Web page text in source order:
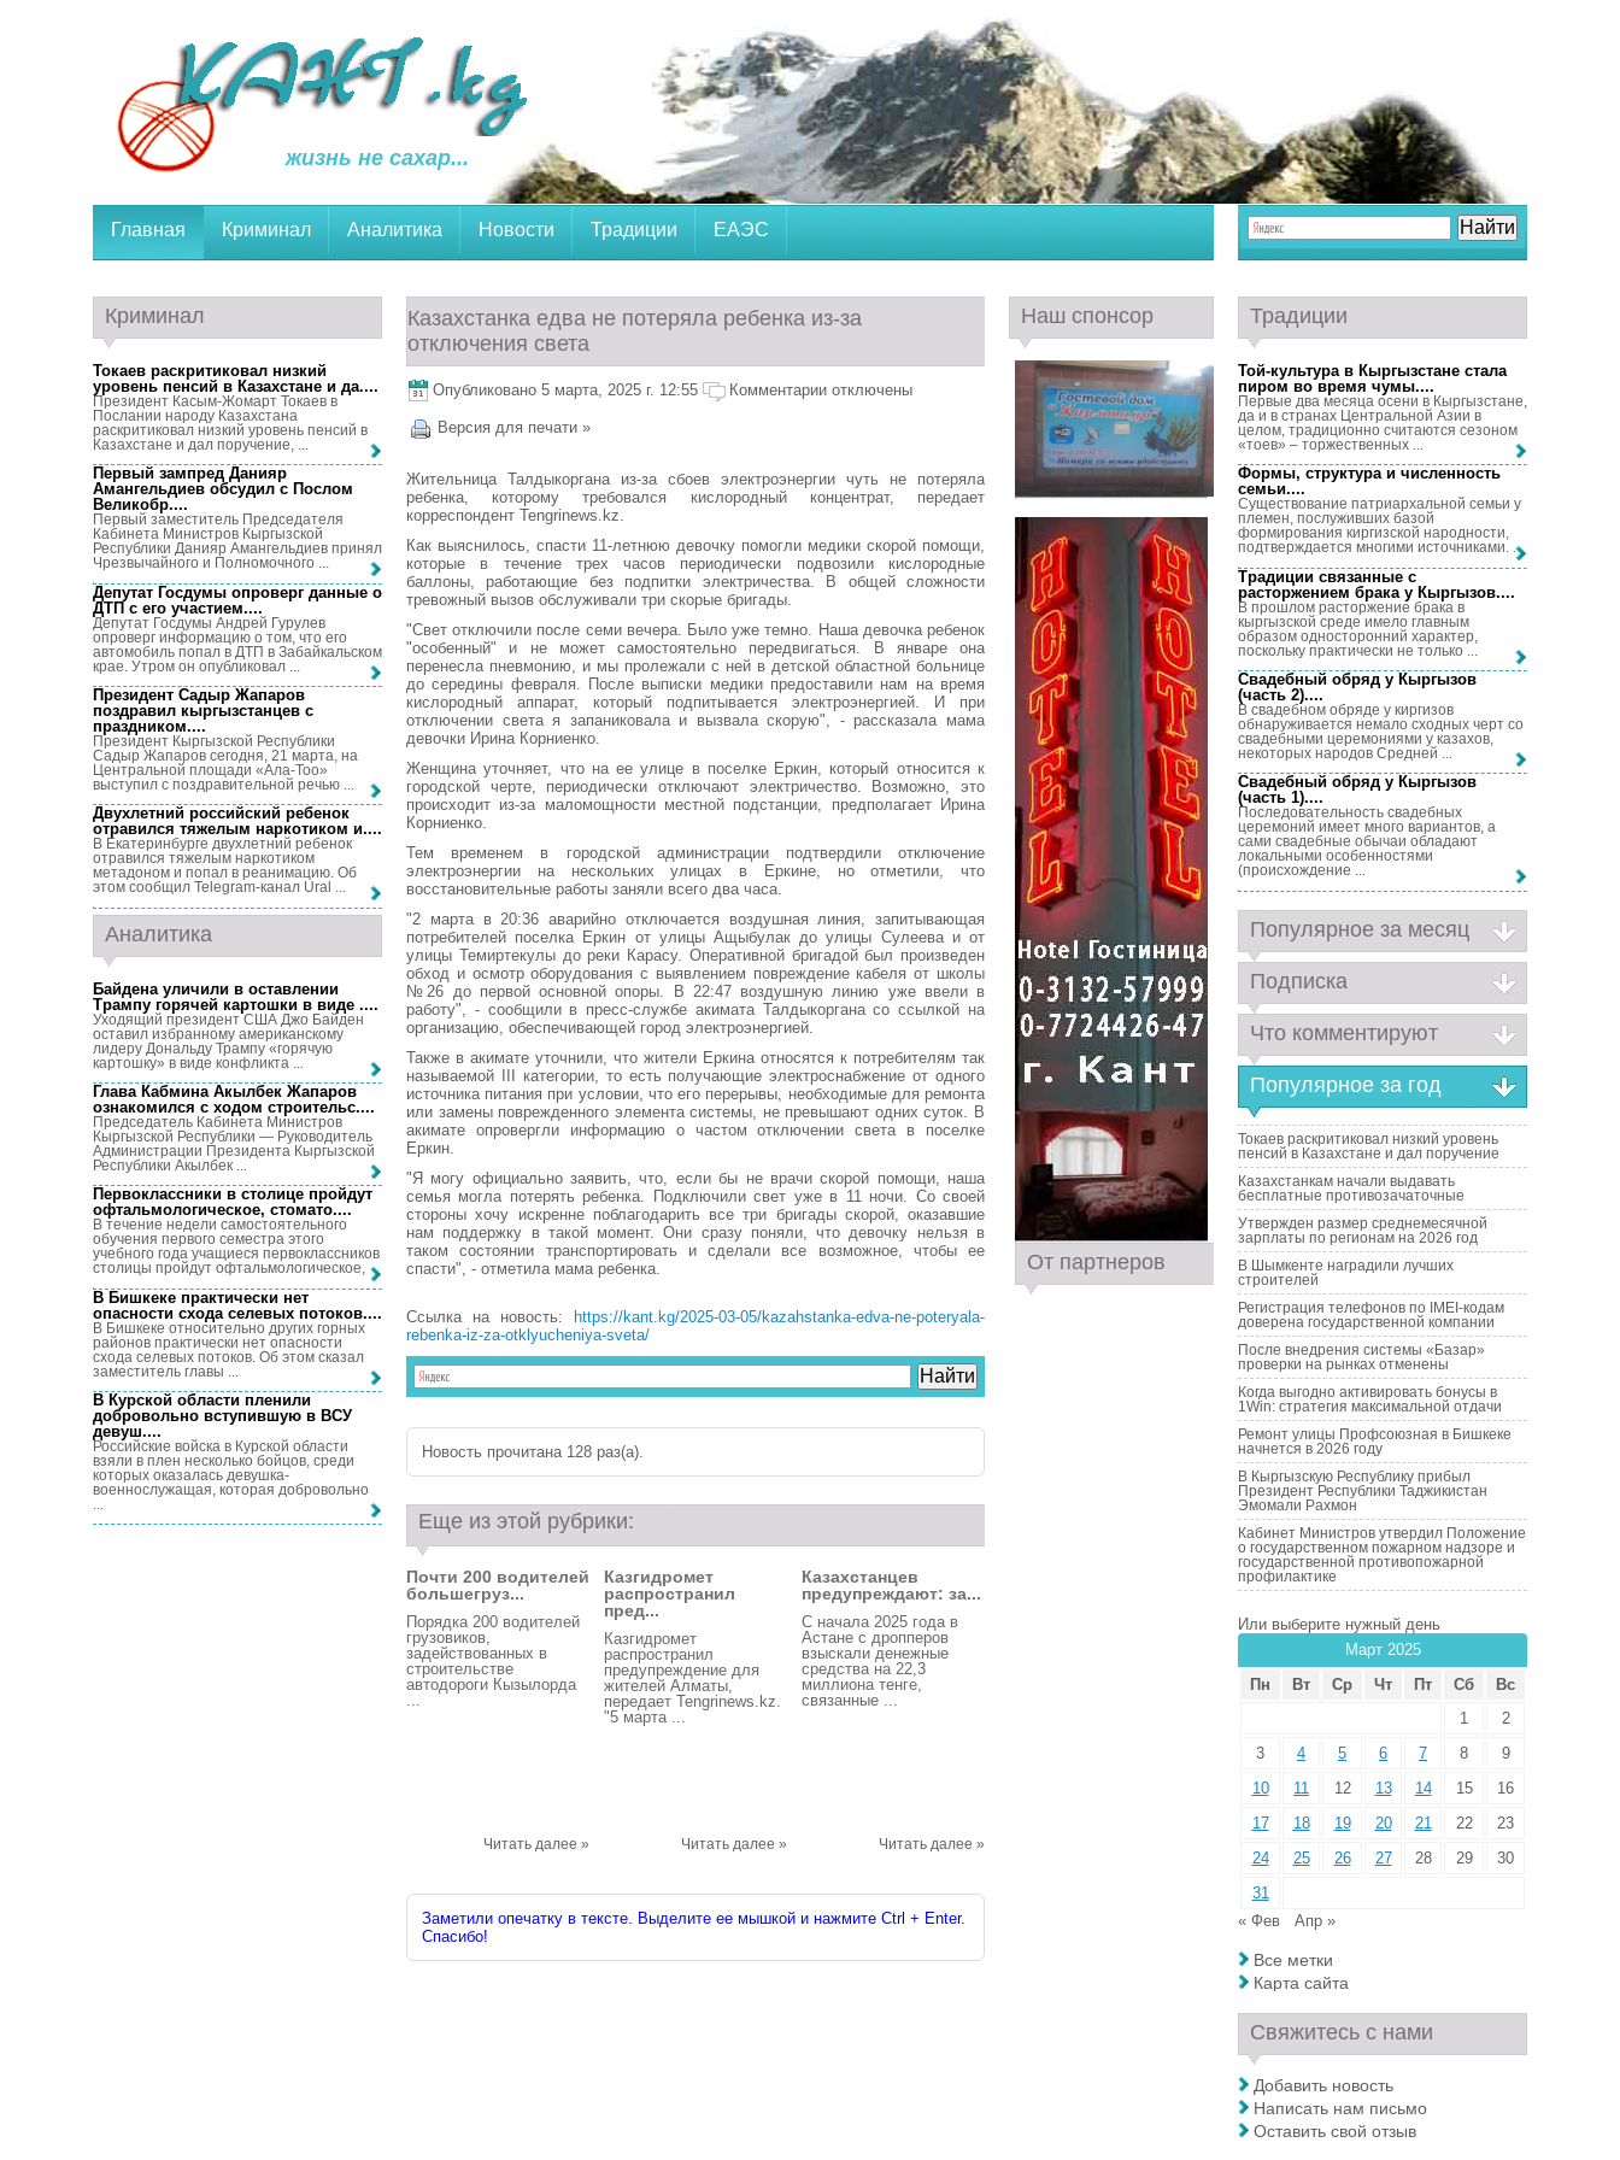
жизнь не сахар...
Главная Криминал Аналитика Новости Традиции ЕАЭС
Казахстанка едва не потеряла ребенка из-за
отключения света
Опубликовано 5 марта, 2025 г. 12:55 Комментарии отключены
Версия для печати »
Жительница Талдыкоргана из-за сбоев электроэнергии чуть не потеряла
ребенка, которому требовался кислородный концентрат, передает
корреспондент Tengrinews.kz.
Как выяснилось, спасти 11-летнюю девочку помогли медики скорой помощи,
которые в течение трех часов периодически подвозили кислородные
баллоны, работающие без подпитки электричества. В общей сложности
тревожный вызов обслуживали три скорые бригады.
"Свет отключили после семи вечера. Было уже темно. Наша девочка ребенок
"особенный" и не может самостоятельно передвигаться. В январе она
перенесла пневмонию, и мы пролежали с ней в детской областной больнице
до середины февраля. После выписки медики предоставили нам на время
кислородный аппарат, который подпитывается электроэнергией. И при
отключении света я запаниковала и вызвала скорую", - рассказала мама
девочки Ирина Корниенко.
Женщина уточняет, что на ее улице в поселке Еркин, который относится к
городской черте, периодически отключают электричество. Возможно, это
происходит из-за маломощности местной подстанции, предполагает Ирина
Корниенко.
Тем временем в городской администрации подтвердили отключение
электроэнергии на нескольких улицах в Еркине, но отметили, что
восстановительные работы заняли всего два часа.
"2 марта в 20:36 аварийно отключается воздушная линия, запитывающая
потребителей поселка Еркин от улицы Ащыбулак до улицы Сулеева и от
улицы Темиртекулы до реки Карасу. Оперативной бригадой был произведен
обход и осмотр оборудования с выявлением повреждение кабеля от школы
№26 до первой основной опоры. В 22:47 воздушную линию уже ввели в
работу", - сообщили в пресс-службе акимата Талдыкоргана со ссылкой на
организацию, обеспечивающей город электроэнергией.
Также в акимате уточнили, что жители Еркина относятся к потребителям так
называемой III категории, то есть получающие электроснабжение от одного
источника питания при условии, что его перерывы, необходимые для ремонта
или замены поврежденного элемента системы, не превышают одних суток. В
акимате опровергли информацию о частом отключении света в поселке
Еркин.
"Я могу официально заявить, что, если бы не врачи скорой помощи, наша
семья могла потерять ребенка. Подключили свет уже в 11 ночи. Со своей
стороны хочу искренне поблагодарить все три бригады скорой, оказавшие
нам поддержку в такой момент. Они сразу поняли, что девочку нельзя в
таком состоянии транспортировать и сделали все возможное, чтобы ее
спасти", - отметила мама ребенка.
Ссылка на новость:
https://kant.kg/2025-03-05/kazahstanka-edva-ne-poteryala-
rebenka-iz-za-otklyucheniya-sveta/
Новость прочитана 128 раз(a).
Еще из этой рубрики:
Почти 200 водителей
большегруз...
Порядка 200 водителей
грузовиков,
задействованных в
строительстве
автодороги Кызылорда
...
Читать далее »
Казгидромет
распространил
пред...
Казгидромет
распространил
предупреждение для
жителей Алматы,
передает Tengrinews.kz.
"5 марта ...
Читать далее »
Казахстанцев
предупреждают: за...
С начала 2025 года в
Астане с дропперов
взыскали денежные
средства на 22,3
миллиона тенге,
связанные ...
Читать далее »
Заметили опечатку в тексте. Выделите ее мышкой и нажмите Ctrl + Enter.
Спасибо!
Криминал
Токаев раскритиковал низкий
уровень пенсий в Казахстане и да....
Президент Касым-Жомарт Токаев в
Послании народу Казахстана
раскритиковал низкий уровень пенсий в
Казахстане и дал поручение, ...
Первый зампред Данияр
Амангельдиев обсудил с Послом
Великобр....
Первый заместитель Председателя
Кабинета Министров Кыргызской
Республики Данияр Амангельдиев принял
Чрезвычайного и Полномочного ...
Депутат Госдумы опроверг данные о
ДТП с его участием....
Депутат Госдумы Андрей Гурулев
опроверг информацию о том, что его
автомобиль попал в ДТП в Забайкальском
крае. Утром он опубликовал ...
Президент Садыр Жапаров
поздравил кыргызстанцев с
праздником....
Президент Кыргызской Республики
Садыр Жапаров сегодня, 21 марта, на
Центральной площади «Ала-Тоо»
выступил с поздравительной речью ...
Двухлетний российский ребенок
отравился тяжелым наркотиком и....
В Екатеринбурге двухлетний ребенок
отравился тяжелым наркотиком
метадоном и попал в реанимацию. Об
этом сообщил Telegram-канал Ural ...
Аналитика
Байдена уличили в оставлении
Трампу горячей картошки в виде ....
Уходящий президент США Джо Байден
оставил избранному американскому
лидеру Дональду Трампу «горячую
картошку» в виде конфликта ...
Глава Кабмина Акылбек Жапаров
ознакомился с ходом строительс....
Председатель Кабинета Министров
Кыргызской Республики — Руководитель
Администрации Президента Кыргызской
Республики Акылбек ...
Первоклассники в столице пройдут
офтальмологическое, стомато....
В течение недели самостоятельного
обучения первого семестра этого
учебного года учащиеся первоклассников
столицы пройдут офтальмологическое, ...
В Бишкеке практически нет
опасности схода селевых потоков....
В Бишкеке относительно других горных
районов практически нет опасности
схода селевых потоков. Об этом сказал
заместитель главы ...
В Курской области пленили
добровольно вступившую в ВСУ
девуш....
Российские войска в Курской области
взяли в плен несколько бойцов, среди
которых оказалась девушка-
военнослужащая, которая добровольно
...
Наш спонсор
От партнеров
Традиции
Той-культура в Кыргызстане стала
пиром во время чумы....
Первые два месяца осени в Кыргызстане,
да и в странах Центральной Азии в
целом, традиционно считаются сезоном
«тоев» – торжественных ...
Формы, структура и численность
семьи....
Существование патриархальной семьи у
племен, послуживших базой
формирования киргизской народности,
подтверждается многими источниками. ...
Традиции связанные с
расторжением брака у Кыргызов....
В прошлом расторжение брака в
кыргызской среде имело главным
образом односторонний характер,
поскольку практически не только ...
Свадебный обряд у Кыргызов
(часть 2)....
В свадебном обряде у киргизов
обнаруживается немало сходных черт со
свадебными церемониями у казахов,
некоторых народов Средней ...
Свадебный обряд у Кыргызов
(часть 1)....
Последовательность свадебных
церемоний имеет много вариантов, а
сами свадебные обычаи обладают
локальными особенностями
(происхождение ...
Популярное за месяц
Подписка
Что комментируют
Популярное за год
Токаев раскритиковал низкий уровень
пенсий в Казахстане и дал поручение
Казахстанкам начали выдавать
бесплатные противозачаточные
Утвержден размер среднемесячной
зарплаты по регионам на 2026 год
В Шымкенте наградили лучших
строителей
Регистрация телефонов по IMEI-кодам
доверена государственной компании
После внедрения системы «Базар»
проверки на рынках отменены
Когда выгодно активировать бонусы в
1Win: стратегия максимальной отдачи
Ремонт улицы Профсоюзная в Бишкеке
начнется в 2026 году
В Кыргызскую Республику прибыл
Президент Республики Таджикистан
Эмомали Рахмон
Кабинет Министров утвердил Положение
о государственном пожарном надзоре и
государственной противопожарной
профилактике
Или выберите нужный день
Март 2025
Пн
Вт Ср Чт Пт Сб
Вс
1
2
3
4 5 6 7 8
9
10
11 12 13 14 15
16
17
18 19 20 21 22
23
24
25 26 27 28 29
30
31
« Фев
Апр »
Все метки
Карта сайта
Свяжитесь с нами
Добавить новость
Написать нам письмо
Оставить свой отзыв